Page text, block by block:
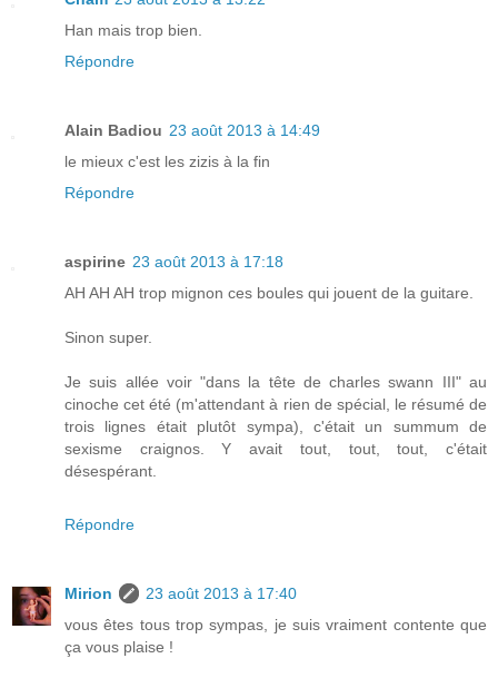
Han mais trop bien.
Répondre
Alain Badiou 23 août 2013 à 14:49
le mieux c'est les zizis à la fin
Répondre
aspirine 23 août 2013 à 17:18
AH AH AH trop mignon ces boules qui jouent de la guitare.
Sinon super.
Je suis allée voir "dans la tête de charles swann III" au
cinoche cet été (m'attendant à rien de spécial, le résumé de
trois lignes était plutôt sympa), c'était un summum de
sexisme craignos. Y avait tout, tout, tout, c'était
désespérant.
Répondre
Mirion
23 août 2013 à 17:40
vous êtes tous trop sympas, je suis vraiment contente que
ça vous plaise !